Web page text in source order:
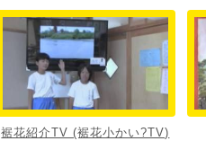
裾花紹介TV (裾花小かい?TV)